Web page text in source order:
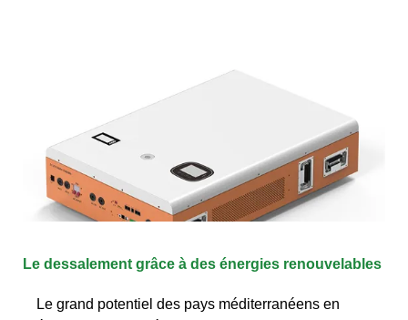
Le dessalement grâce à des énergies renouvelables
Le grand potentiel des pays méditerranéens en